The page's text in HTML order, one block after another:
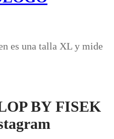
múltiples
se
página
de
producto
es una talla XL y mide
BY FISEK